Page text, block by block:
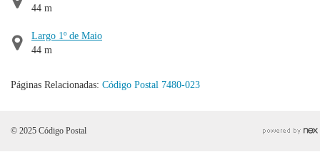
44 m
Largo 1º de Maio
44 m
Páginas Relacionadas: Código Postal 7480-023
© 2025 Código Postal